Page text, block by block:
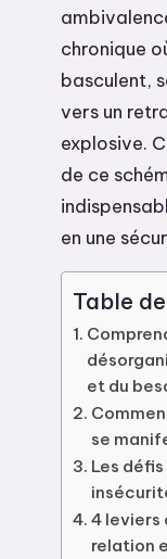
chronique
basculent,
vers un
explosive.
de ce
en une
Table
et du
se
Les
4 leviers
relation